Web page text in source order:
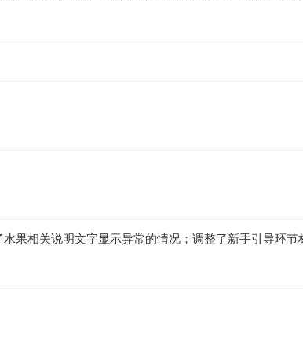
果相关说明文字显示异常的情况；调整了新手引导环节